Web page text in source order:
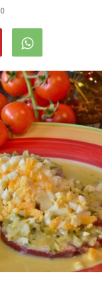
0